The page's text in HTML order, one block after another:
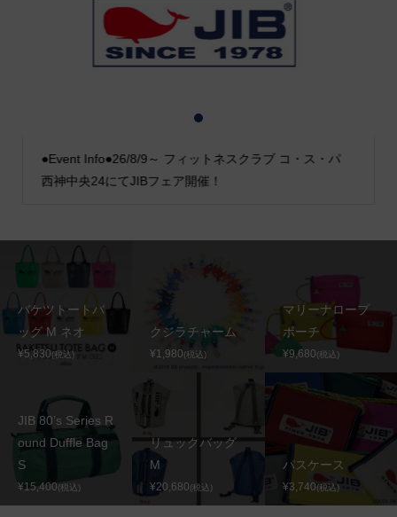
●Event Info●26/8/9～ フィットネスクラブ コ・ス・パ
西神中央24にてJIBフェア開催！
2
バケツトートバ
ッグ M ネオ
¥5,830(税込)
クジラチャーム
¥1,980(税込)
マリーナロープ
ポーチ
¥9,680(税込)
JIB 80’s Series R
ound Duffle Bag
S
¥15,400(税込)
リュックバッグ
M
¥20,680(税込)
パスケース
¥3,740(税込)